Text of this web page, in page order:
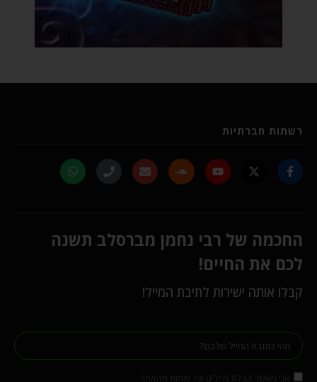
רשתות חברתיות
החכמה של רבי נחמן מברסלב תשנה
לכם את החיים!
קבלו אותה ישירות לתיבת המייל!